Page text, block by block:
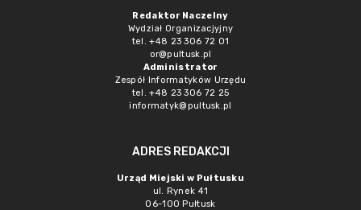
Redaktor Naczelny
Wydział Organizacjyjny
tel. +48 23 306 72 01
or@pultusk.pl
Administrator
Zespół Informatyków Urzędu
tel. +48 23 306 72 25
informatyk@pultusk.pl
ADRES REDAKCJI
Urząd Miejski w Pułtusku
ul. Rynek 41
06-100 Pułtusk